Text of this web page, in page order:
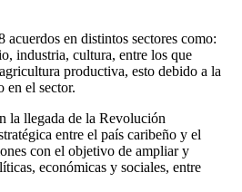
acuerdos en distintos sectores como:
industria, cultura, entre los que
productiva, esto debido a la
en el sector.
la llegada de la Revolución
entre el país caribeño y el
con el objetivo de ampliar y
económicas y sociales, entre